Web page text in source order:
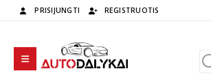
PRISIJUNGTI REGISTRUOTIS